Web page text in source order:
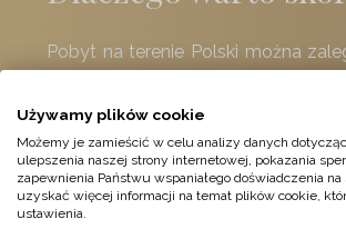
Pobyt na terenie Polski można
świadomi tego, że może to
usług specjalistów, którzy
korzystnym dla Państwa
otrzymać dokumenty niezbędne do
Jak zalegalizować
Używamy plików cookie
Możemy je zamieścić w celu analizy danych
ulepszenia naszej strony internetowej, pokazania
zapewnienia Państwu wspaniałego doświadczenia
uzyskać więcej informacji na temat plików cookie,
ustawienia.